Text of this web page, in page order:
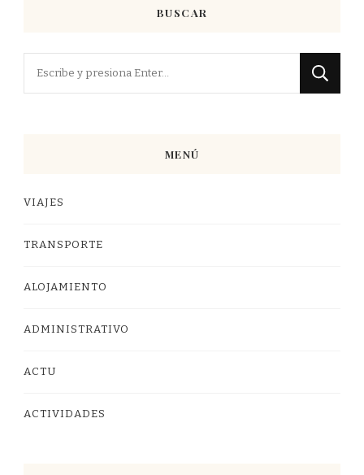
BUSCAR
MENÚ
VIAJES
TRANSPORTE
ALOJAMIENTO
ADMINISTRATIVO
ACTU
ACTIVIDADES